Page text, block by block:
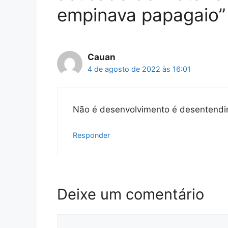
empinava papagaio”
Cauan
4 de agosto de 2022 às 16:01
Não é desenvolvimento é
Responder
Deixe um comentário